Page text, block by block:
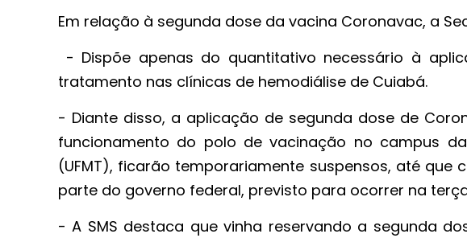
Em relação à segunda dose da vacina Coronavac, a
- Dispõe apenas do quantitativo necessário à
tratamento nas clínicas de hemodiálise de Cuiabá.
- Diante disso, a aplicação de segunda dose de
funcionamento do polo de vacinação no campus
(UFMT), ficarão temporariamente suspensos, até que
parte do governo federal, previsto para ocorrer na
- A SMS destaca que vinha reservando a segunda